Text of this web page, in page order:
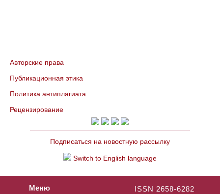
Авторские права
Публикационная этика
Политика антиплагиата
Рецензирование
Подписаться на новостную рассылку
Switch to English language
ISSN 2658-6282
Меню